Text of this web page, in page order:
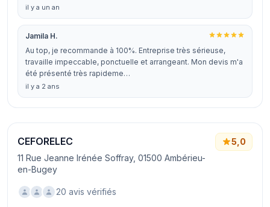
il y a un an
Jamila H.
Au top, je recommande à 100%. Entreprise très sérieuse,
travaille impeccable, ponctuelle et arrangeant. Mon devis m'a
été présenté très rapideme…
il y a 2 ans
CEFORELEC
11 Rue Jeanne Irénée Soffray, 01500 Ambérieu-
en-Bugey
5,0
20 avis vérifiés